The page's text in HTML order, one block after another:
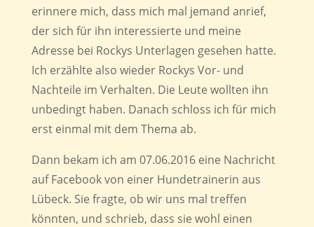
erinnere mich, dass mich mal jemand anrief,
der sich für ihn interessierte und meine
Adresse bei Rockys Unterlagen gesehen hatte.
Ich erzählte also wieder Rockys Vor- und
Nachteile im Verhalten. Die Leute wollten ihn
unbedingt haben. Danach schloss ich für mich
erst einmal mit dem Thema ab.
Dann bekam ich am 07.06.2016 eine Nachricht
auf Facebook von einer Hundetrainerin aus
Lübeck. Sie fragte, ob wir uns mal treffen
könnten, und schrieb, dass sie wohl einen